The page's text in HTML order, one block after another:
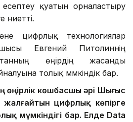
қуатын орналастыру
ниетті.
цифрлық технологиялар
Евгений Питолиннің
өңірдің жасанды
толық мүмкіндік бар.
өңірлік көшбасшы әрі Шығыс
цифрлық көпірге
мүмкіндігі бар. Елде Data